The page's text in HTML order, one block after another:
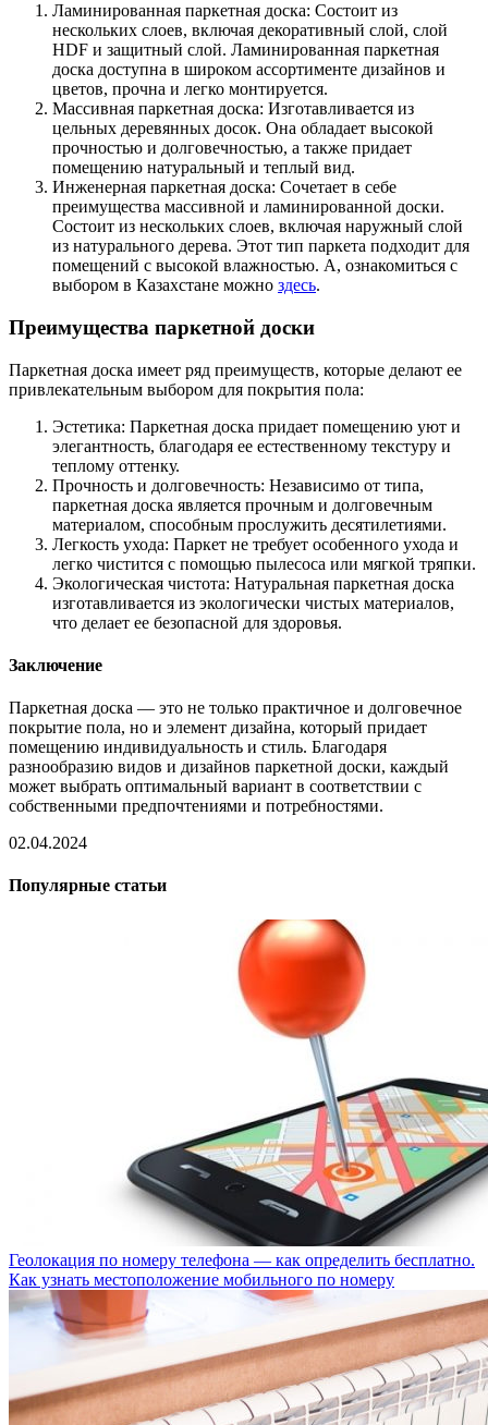
Ламинированная паркетная доска: Состоит из
нескольких слоев, включая декоративный слой, слой
HDF и защитный слой. Ламинированная паркетная
доска доступна в широком ассортименте дизайнов и
цветов, прочна и легко монтируется.
Массивная паркетная доска: Изготавливается из
цельных деревянных досок. Она обладает высокой
прочностью и долговечностью, а также придает
помещению натуральный и теплый вид.
Инженерная паркетная доска: Сочетает в себе
преимущества массивной и ламинированной доски.
Состоит из нескольких слоев, включая наружный слой
из натурального дерева. Этот тип паркета подходит для
помещений с высокой влажностью. А, ознакомиться с
выбором в Казахстане можно здесь.
Преимущества паркетной доски
Паркетная доска имеет ряд преимуществ, которые делают ее
привлекательным выбором для покрытия пола:
Эстетика: Паркетная доска придает помещению уют и
элегантность, благодаря ее естественному текстуру и
теплому оттенку.
Прочность и долговечность: Независимо от типа,
паркетная доска является прочным и долговечным
материалом, способным прослужить десятилетиями.
Легкость ухода: Паркет не требует особенного ухода и
легко чистится с помощью пылесоса или мягкой тряпки.
Экологическая чистота: Натуральная паркетная доска
изготавливается из экологически чистых материалов,
что делает ее безопасной для здоровья.
Заключение
Паркетная доска — это не только практичное и долговечное
покрытие пола, но и элемент дизайна, который придает
помещению индивидуальность и стиль. Благодаря
разнообразию видов и дизайнов паркетной доски, каждый
может выбрать оптимальный вариант в соответствии с
собственными предпочтениями и потребностями.
02.04.2024
Популярные статьи
Геолокация по номеру телефона — как определить бесплатно.
Как узнать местоположение мобильного по номеру